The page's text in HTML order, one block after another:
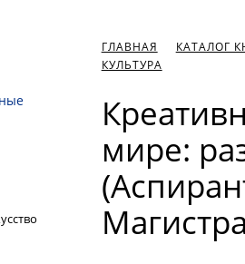
ГЛАВНАЯ КАТАЛОГ
КУЛЬТУРА
мире: